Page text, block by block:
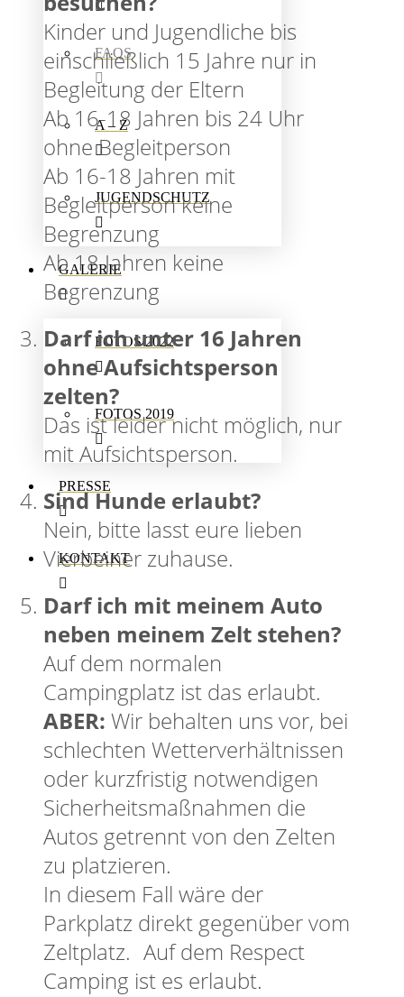
FAQS
A – Z
JUGENDSCHUTZ
GALERIE
FOTOS 2022
FOTOS 2019
PRESSE
KONTAKT
Kinder und Jugendliche bis
einschließlich 15 Jahre nur in
Begleitung der Eltern
Ab 16-18 Jahren bis 24 Uhr
ohne Begleitperson
Ab 16-18 Jahren mit
Begleitperson keine
Begrenzung
Ab 18 Jahren keine
Begrenzung
Darf ich unter 16 Jahren
ohne Aufsichtsperson
zelten?
Das ist leider nicht möglich, nur
mit Aufsichtsperson.
Sind Hunde erlaubt?
Nein, bitte lasst eure lieben
Vierbeiner zuhause.
Darf ich mit meinem Auto
neben meinem Zelt stehen?
Auf dem normalen
Campingplatz ist das erlaubt.
ABER: Wir behalten uns vor, bei
schlechten Wetterverhältnissen
oder kurzfristig notwendigen
Sicherheitsmaßnahmen die
Autos getrennt von den Zelten
zu platzieren.
In diesem Fall wäre der
Parkplatz direkt gegenüber vom
Zeltplatz. Auf dem Respect
Camping ist es erlaubt.